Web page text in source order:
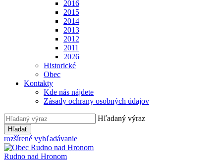
2016
2015
2014
2013
2012
2011
2026
Historické
Obec
Kontakty
Kde nás nájdete
Zásady ochrany osobných údajov
Hľadaný výraz
Hľadať
rozšírené vyhľadávanie
Rudno nad Hronom